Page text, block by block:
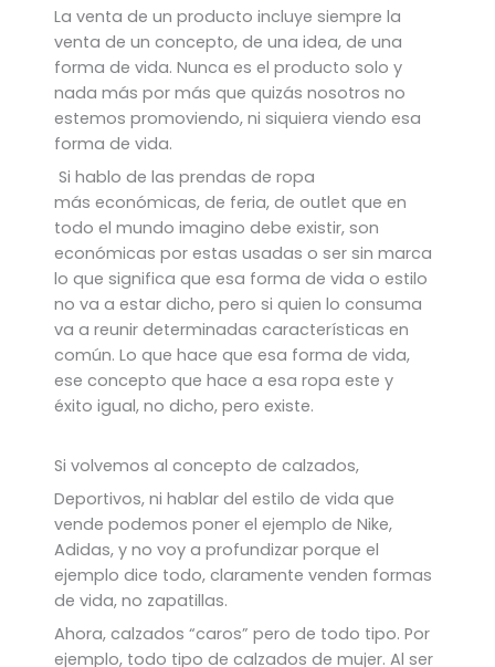
La venta de un producto incluye siempre la
venta de un concepto, de una idea, de una
forma de vida. Nunca es el producto solo y
nada más por más que quizás nosotros no
estemos promoviendo, ni siquiera viendo esa
forma de vida.
Si hablo de las prendas de ropa
más económicas, de feria, de outlet que en
todo el mundo imagino debe existir, son
económicas por estas usadas o ser sin marca
lo que significa que esa forma de vida o estilo
no va a estar dicho, pero si quien lo consuma
va a reunir determinadas características en
común. Lo que hace que esa forma de vida,
ese concepto que hace a esa ropa este y
éxito igual, no dicho, pero existe.
Si volvemos al concepto de calzados,
Deportivos, ni hablar del estilo de vida que
vende podemos poner el ejemplo de Nike,
Adidas, y no voy a profundizar porque el
ejemplo dice todo, claramente venden formas
de vida, no zapatillas.
Ahora, calzados “caros” pero de todo tipo. Por
ejemplo, todo tipo de calzados de mujer. Al ser